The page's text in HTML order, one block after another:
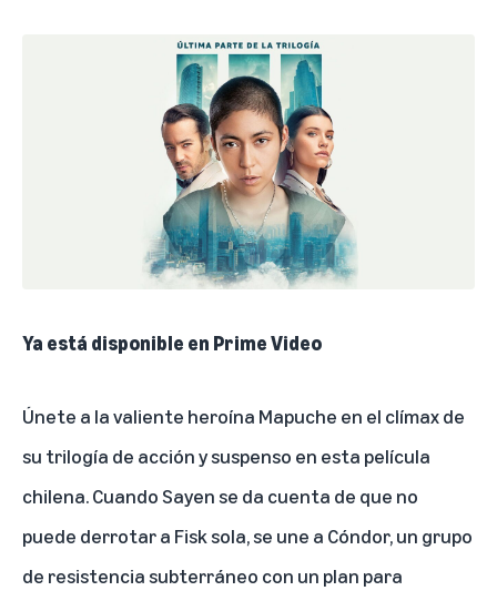
Ya está disponible en Prime Video
Únete a la valiente heroína Mapuche en el clímax de
su trilogía de acción y suspenso en esta película
chilena. Cuando Sayen se da cuenta de que no
puede derrotar a Fisk sola, se une a Cóndor, un grupo
de resistencia subterráneo con un plan para